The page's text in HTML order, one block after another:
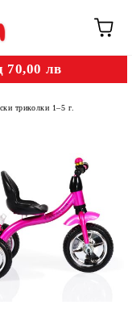
70,00 лв
триколки 1–5 г.